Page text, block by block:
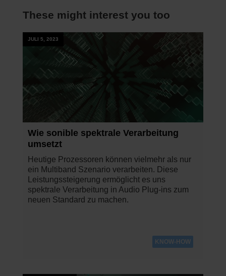
These might interest you too
JULI 5, 2023
Wie sonible spektrale Verarbeitung
umsetzt
Heutige Prozessoren können vielmehr als nur
ein Multiband Szenario verarbeiten. Diese
Leistungssteigerung ermöglicht es uns
spektrale Verarbeitung in Audio Plug-ins zum
neuen Standard zu machen.
KNOW-HOW